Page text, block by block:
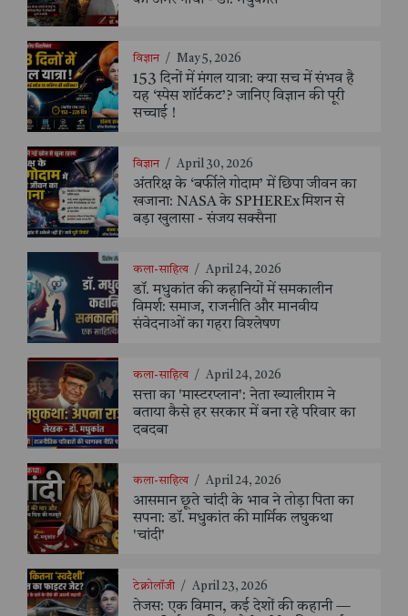
विज्ञान / May 5, 2026
153 दिनों में मंगल यात्रा: क्या सच में संभव है
यह ‘स्पेस शॉर्टकट’? जानिए विज्ञान की पूरी
सच्चाई !
विज्ञान / April 30, 2026
अंतरिक्ष के ‘बर्फीले गोदाम’ में छिपा जीवन का
खजाना: NASA के SPHEREx मिशन से
बड़ा खुलासा - संजय सक्सैना
कला-साहित्य / April 24, 2026
डॉ. मधुकांत की कहानियों में समकालीन
विमर्श: समाज, राजनीति और मानवीय
संवेदनाओं का गहरा विश्लेषण
कला-साहित्य / April 24, 2026
सत्ता का 'मास्टरप्लान': नेता ख्यालीराम ने
बताया कैसे हर सरकार में बना रहे परिवार का
दबदबा
कला-साहित्य / April 24, 2026
आसमान छूते चांदी के भाव ने तोड़ा पिता का
सपना: डॉ. मधुकांत की मार्मिक लघुकथा
'चांदी'
टेक्नोलॉजी / April 23, 2026
तेजस: एक विमान, कई देशों की कहानी —